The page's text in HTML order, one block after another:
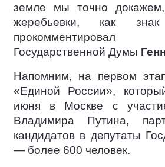
земле мы точно
жеребьевки, как
Государственной Думы
Напомним, на первом
«Единой России»,
июня в Москве с
Владимира Путина,
кандидатов в депутаты
— более 600 человек.